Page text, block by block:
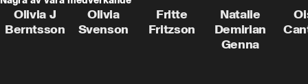
Olivia J
Berntsson
Olivia
Svenson
Fritte
Fritzson
Natalie
Demirian
Genna